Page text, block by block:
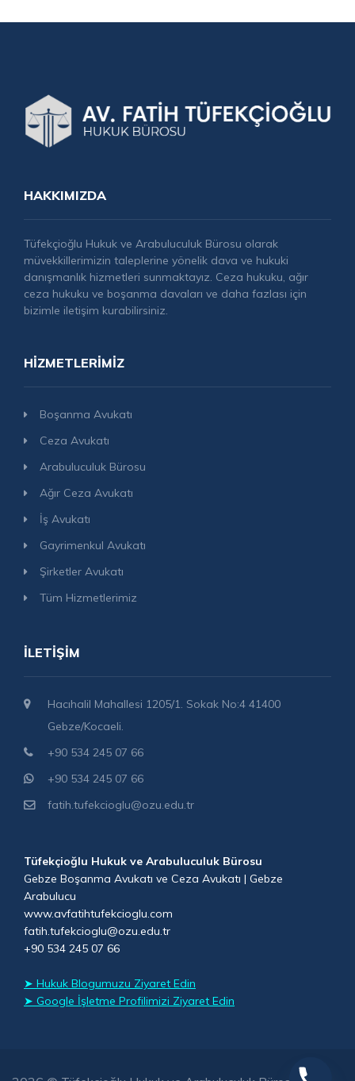
HAKKIMIZDA
Tüfekçioğlu Hukuk ve Arabuluculuk Bürosu olarak
müvekkillerimizin taleplerine yönelik dava ve hukuki
danışmanlık hizmetleri sunmaktayız. Ceza hukuku, ağır
ceza hukuku ve boşanma davaları ve daha fazlası için
bizimle iletişim kurabilirsiniz.
HIZMETLERIMIZ
Boşanma Avukatı
Ceza Avukatı
Arabuluculuk Bürosu
Ağır Ceza Avukatı
İş Avukatı
Gayrimenkul Avukatı
Şirketler Avukatı
Tüm Hizmetlerimiz
İLETIŞIM
Hacıhalil Mahallesi 1205/1. Sokak No:4 41400
Gebze/Kocaeli.
+90 534 245 07 66
+90 534 245 07 66
fatih.tufekcioglu@ozu.edu.tr
Tüfekçioğlu Hukuk ve Arabuluculuk Bürosu
Gebze Boşanma Avukatı ve Ceza Avukatı | Gebze
Arabulucu
www.avfatihtufekcioglu.com
fatih.tufekcioglu@ozu.edu.tr
+90 534 245 07 66
➤ Hukuk Blogumuzu Ziyaret Edin
➤ Google İşletme Profilimizi Ziyaret Edin